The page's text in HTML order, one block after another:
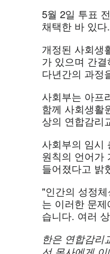
5월 2일 투표
채택한 바 있다.
개정된 사회생
가 있으며 간
다년간의 과정
사회부는 아프
함께 사회생활
상의 연합감리
사회부의 임시
원칙의 언어가
들어졌다고 밝
"인간의 성정
는 이러한 문
습니다. 여러
한은 연합감리